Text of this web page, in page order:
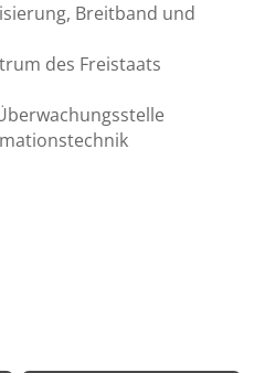
Breitband und
des Freistaats